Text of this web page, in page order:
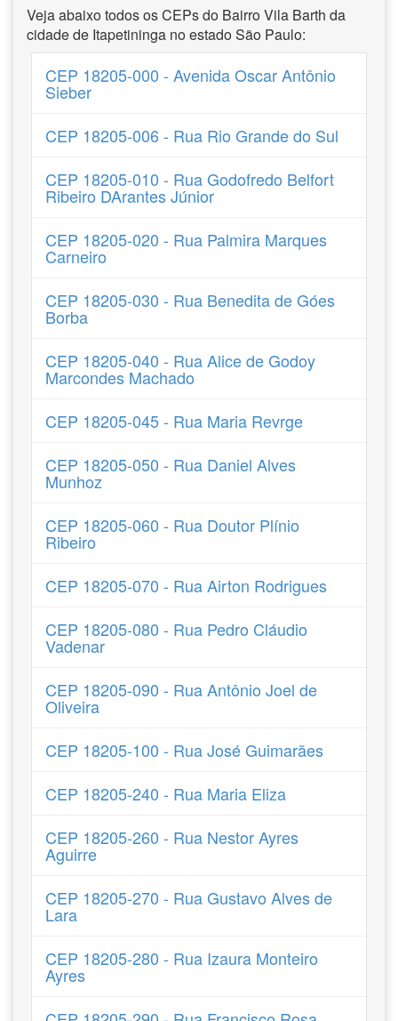
Veja abaixo todos os CEPs do Bairro Vila Barth da
cidade de Itapetininga no estado São Paulo:
CEP 18205-000 - Avenida Oscar Antônio
Sieber
CEP 18205-006 - Rua Rio Grande do Sul
CEP 18205-010 - Rua Godofredo Belfort
Ribeiro DArantes Júnior
CEP 18205-020 - Rua Palmira Marques
Carneiro
CEP 18205-030 - Rua Benedita de Góes
Borba
CEP 18205-040 - Rua Alice de Godoy
Marcondes Machado
CEP 18205-045 - Rua Maria Revrge
CEP 18205-050 - Rua Daniel Alves
Munhoz
CEP 18205-060 - Rua Doutor Plínio
Ribeiro
CEP 18205-070 - Rua Airton Rodrigues
CEP 18205-080 - Rua Pedro Cláudio
Vadenar
CEP 18205-090 - Rua Antônio Joel de
Oliveira
CEP 18205-100 - Rua José Guimarães
CEP 18205-240 - Rua Maria Eliza
CEP 18205-260 - Rua Nestor Ayres
Aguirre
CEP 18205-270 - Rua Gustavo Alves de
Lara
CEP 18205-280 - Rua Izaura Monteiro
Ayres